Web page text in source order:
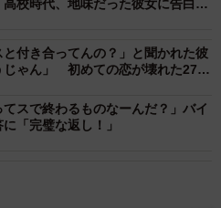
校時代、地味だった彼女に告白さ
と付き合ってんの？」と聞かれた彼
じゃん」 初めての恋が壊れた27歳
スで終わるものなーんだ？」バイ
「完璧な返し！」